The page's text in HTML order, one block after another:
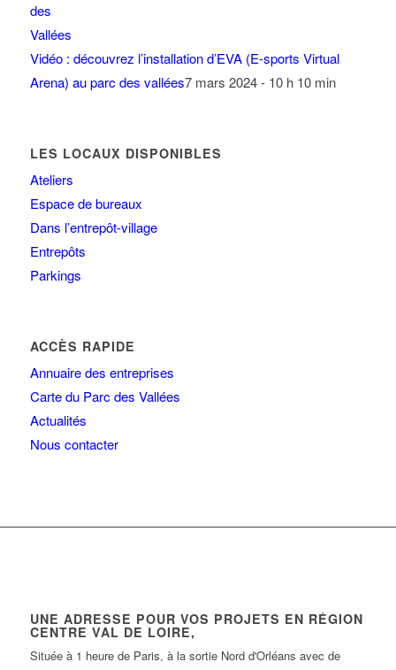
Vidéo : découvrez l’installation d’EVA (E-sports Virtual
Arena) au parc des vallées7 mars 2024 - 10 h 10 min
LES LOCAUX DISPONIBLES
Ateliers
Espace de bureaux
Dans l’entrepôt-village
Entrepôts
Parkings
ACCÈS RAPIDE
Annuaire des entreprises
Carte du Parc des Vallées
Actualités
Nous contacter
UNE ADRESSE POUR VOS PROJETS EN RÉGION
CENTRE VAL DE LOIRE,
Située à 1 heure de Paris, à la sortie Nord d'Orléans avec de